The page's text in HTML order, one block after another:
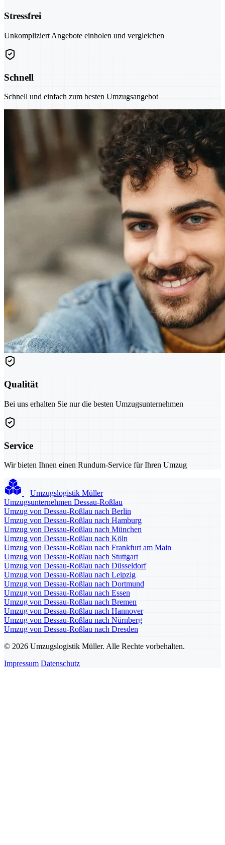
Stressfrei
Unkompliziert Angebote einholen und vergleichen
Schnell
Schnell und einfach zum besten Umzugsangebot
Qualität
Bei uns erhalten Sie nur die besten Umzugsunternehmen
Service
Wir bieten Ihnen einen Rundum-Service für Ihren Umzug
Umzugslogistik Müller
Umzugsunternehmen Dessau-Roßlau
Umzug von Dessau-Roßlau nach Berlin
Umzug von Dessau-Roßlau nach Hamburg
Umzug von Dessau-Roßlau nach München
Umzug von Dessau-Roßlau nach Köln
Umzug von Dessau-Roßlau nach Frankfurt am Main
Umzug von Dessau-Roßlau nach Stuttgart
Umzug von Dessau-Roßlau nach Düsseldorf
Umzug von Dessau-Roßlau nach Leipzig
Umzug von Dessau-Roßlau nach Dortmund
Umzug von Dessau-Roßlau nach Essen
Umzug von Dessau-Roßlau nach Bremen
Umzug von Dessau-Roßlau nach Hannover
Umzug von Dessau-Roßlau nach Nürnberg
Umzug von Dessau-Roßlau nach Dresden
© 2026 Umzugslogistik Müller. Alle Rechte vorbehalten.
Impressum Datenschutz